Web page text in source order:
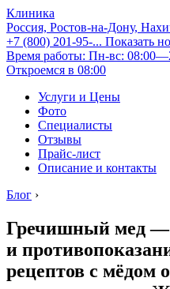
Клиника
Россия, Ростов-на-Дону,
+7 (800) 201-95-... Показать
Время работы: Пн-вс:
Откроемся в 08:00
Услуги и Цены
Фото
Специалисты
Отзывы
Прайс-лист
Описание и контакты
Блог ›
Гречишный мед —
и
рецептов с мёдом